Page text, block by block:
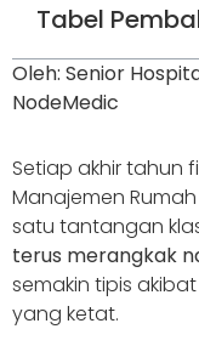
Tabel
Oleh: Senior
NodeMedic
Setiap akhir tahun
Manajemen
satu tantangan
terus merangkak
semakin tipis
yang ketat.